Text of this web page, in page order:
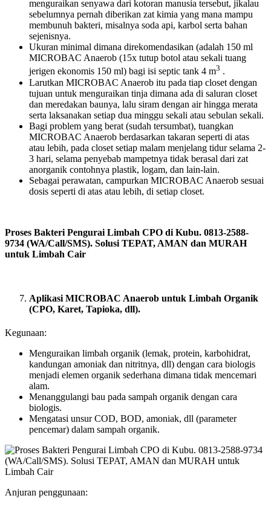
menguraikan senyawa dari kotoran manusia tersebut, jikalau
sebelumnya pernah diberikan zat kimia yang mana mampu
membunuh bakteri, misalnya soda api, karbol serta bahan
sejenisnya.
Ukuran minimal dimana direkomendasikan (adalah 150 ml
MICROBAC Anaerob (15x tutup botol atau sekali tuang
jerigen ekonomis 150 ml) bagi isi septic tank 4 m3 .
Larutkan MICROBAC Anaerob itu pada tiap closet dengan
tujuan untuk menguraikan tinja dimana ada di saluran closet
dan meredakan baunya, lalu siram dengan air hingga merata
serta laksanakan setiap dua minggu sekali atau sebulan sekali.
Bagi problem yang berat (sudah tersumbat), tuangkan
MICROBAC Anaerob berdasarkan takaran seperti di atas
atau lebih, pada closet setiap malam menjelang tidur selama 2-
3 hari, selama penyebab mampetnya tidak berasal dari zat
anorganik contohnya plastik, logam, dan lain-lain.
Sebagai perawatan, campurkan MICROBAC Anaerob sesuai
dosis seperti di atas atau lebih, di setiap closet.
Proses Bakteri Pengurai Limbah CPO di Kubu. 0813-2588-
9734 (WA/Call/SMS). Solusi TEPAT, AMAN dan MURAH
untuk Limbah Cair
Aplikasi MICROBAC Anaerob untuk Limbah Organik
(CPO, Karet, Tapioka, dll).
Kegunaan:
Menguraikan limbah organik (lemak, protein, karbohidrat,
kandungan amoniak dan nitritnya, dll) dengan cara biologis
menjadi elemen organik sederhana dimana tidak mencemari
alam.
Menanggulangi bau pada sampah organik dengan cara
biologis.
Mengatasi unsur COD, BOD, amoniak, dll (parameter
pencemar) dalam sampah organik.
Anjuran penggunaan: